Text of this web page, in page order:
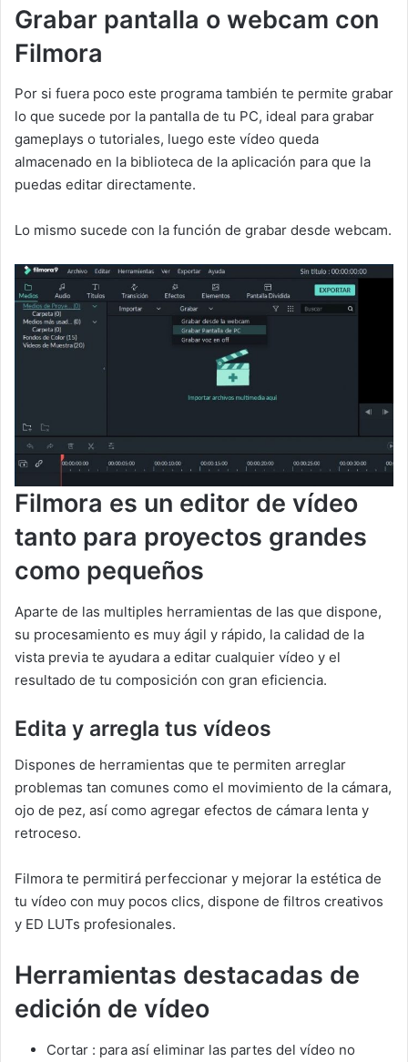
Grabar pantalla o webcam con
Filmora
Por si fuera poco este programa también te permite grabar
lo que sucede por la pantalla de tu PC, ideal para grabar
gameplays o tutoriales, luego este vídeo queda
almacenado en la biblioteca de la aplicación para que la
puedas editar directamente.
Lo mismo sucede con la función de grabar desde webcam.
Filmora es un editor de vídeo
tanto para proyectos grandes
como pequeños
Aparte de las multiples herramientas de las que dispone,
su procesamiento es muy ágil y rápido, la calidad de la
vista previa te ayudara a editar cualquier vídeo y el
resultado de tu composición con gran eficiencia.
Edita y arregla tus vídeos
Dispones de herramientas que te permiten arreglar
problemas tan comunes como el movimiento de la cámara,
ojo de pez, así como agregar efectos de cámara lenta y
retroceso.
Filmora te permitirá perfeccionar y mejorar la estética de
tu vídeo con muy pocos clics, dispone de filtros creativos
y ED LUTs profesionales.
Herramientas destacadas de
edición de vídeo
Cortar : para así eliminar las partes del vídeo no